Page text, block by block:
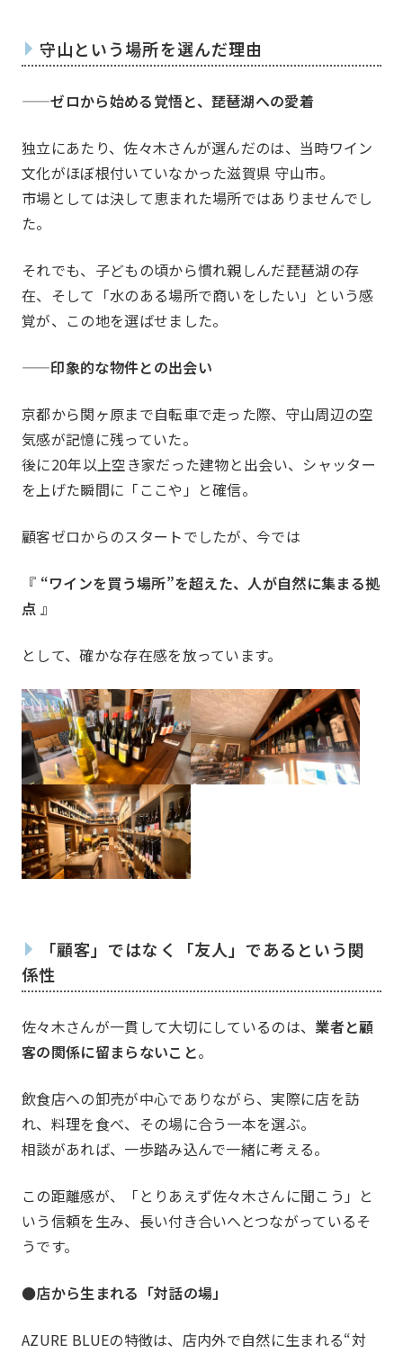
一覧を見る
洛中部会
壬生部
東九部会
吉祥院
伏見部会
大阪部会
近江部
洛南部会
メンバー Members
委員会
例会委員会
総務委員会
守山という場所を選んだ理由
——ゼロから始める覚悟と、琵琶湖への愛着
独立にあたり、佐々木さんが選んだのは、当時ワイン
文化がほぼ根付いていなかった滋賀県 守山市。
市場としては決して恵まれた場所ではありませんでし
た。
それでも、子どもの頃から慣れ親しんだ琵琶湖の存
在、そして「水のある場所で商いをしたい」という感
覚が、この地を選ばせました。
——印象的な物件との出会い
京都から関ヶ原まで自転車で走った際、守山周辺の空
気感が記憶に残っていた。
後に20年以上空き家だった建物と出会い、シャッター
を上げた瞬間に「ここや」と確信。
顧客ゼロからのスタートでしたが、今では
『 “ワインを買う場所”を超えた、人が自然に集まる拠
点 』
として、確かな存在感を放っています。
「顧客」ではなく「友人」であるという関
係性
佐々木さんが一貫して大切にしているのは、 業者と顧
客の関係に留まらないこと。
飲食店への卸売が中心でありながら、実際に店を訪
れ、料理を食べ、その場に合う一本を選ぶ。
相談があれば、一歩踏み込んで一緒に考える。
この距離感が、「とりあえず佐々木さんに聞こう」と
いう信頼を生み、長い付き合いへとつながっているそ
うです。
●店から生まれる「対話の場」
AZURE BLUEの特徴は、店内外で自然に生まれる“対